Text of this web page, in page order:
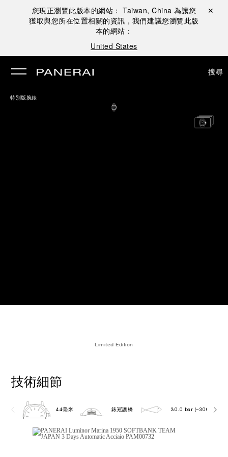
您現正瀏覽此版本的網站： Taiwan, China 為讓您
獲取與您所在位置相關的資訊，我們建議您瀏覽此版
本的網站：
United States
關閉 ✕
搜尋
特別版腕錶
Limited Edition
技術細節
44毫米 錶冠護橋 30.0 bar (~300.0